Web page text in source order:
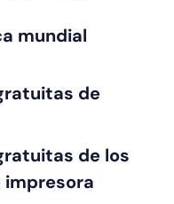
mundial
de
de los